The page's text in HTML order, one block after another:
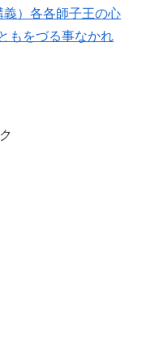
）各各師子王の心
もをづる事なかれ